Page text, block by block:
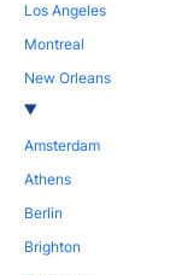
Los Angeles
Montreal
New Orleans
Amsterdam
Athens
Berlin
Brighton